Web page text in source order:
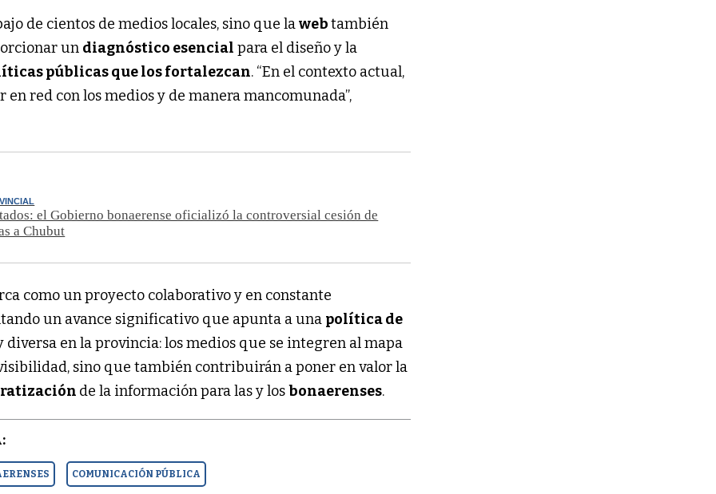
de cientos de medios locales, sino que lawebtambién
un diagnóstico esencial para el diseño y la
públicas que los fortalezcan. “En el contexto actual,
red con los medios y de manera mancomunada”,
el Gobierno bonaerense oficializó la controversial cesión de
a Chubut
como un proyecto colaborativo y en constante
un avance significativo que apunta a una política de
en la provincia: los medios que se integren al mapa
sino que también contribuirán a poner en valor la
de la información para las y losbonaerenses.
COMUNICACIÓN PÚBLICA